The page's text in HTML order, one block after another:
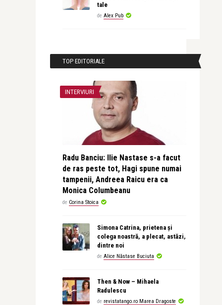
tale
de Alex Pub
TOP EDITORIALE
INTERVIURI
Radu Banciu: Ilie Nastase s-a facut
de ras peste tot, Hagi spune numai
tampenii, Andreea Raicu era ca
Monica Columbeanu
de Corina Stoica
Simona Catrina, prietena și
colega noastră, a plecat, astăzi,
dintre noi
de Alice Năstase Buciuta
Then & Now – Mihaela
Radulescu
de revistatango.ro Marea Dragoste